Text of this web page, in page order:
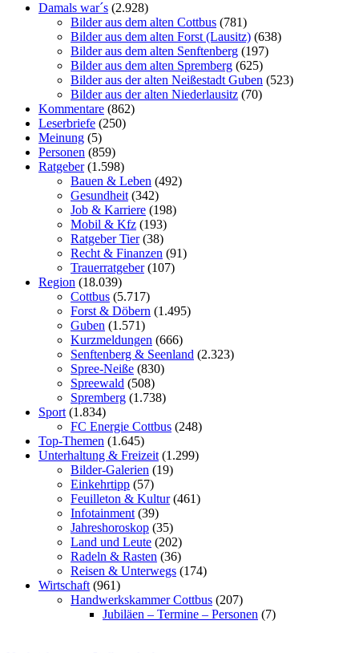
Damals war´s (2.928)
Bilder aus dem alten Cottbus (781)
Bilder aus dem alten Forst (Lausitz) (638)
Bilder aus dem alten Senftenberg (197)
Bilder aus dem alten Spremberg (625)
Bilder aus der alten Neißestadt Guben (523)
Bilder aus der alten Niederlausitz (70)
Kommentare (862)
Leserbriefe (250)
Meinung (5)
Personen (859)
Ratgeber(1.598)
Bauen & Leben (492)
Gesundheit(342)
Job & Karriere (198)
Mobil & Kfz (193)
Ratgeber Tier(38)
Recht & Finanzen (91)
Trauerratgeber(107)
Region (18.039)
Cottbus (5.717)
Forst & Döbern (1.495)
Guben (1.571)
Kurzmeldungen (666)
Senftenberg & Seenland (2.323)
Spree-Neiße (830)
Spreewald (508)
Spremberg (1.738)
Sport(1.834)
FC Energie Cottbus (248)
Top-Themen (1.645)
Unterhaltung & Freizeit(1.299)
Bilder-Galerien (19)
Einkehrtipp (57)
Feuilleton & Kultur(461)
Infotainment(39)
Jahreshoroskop (35)
Land und Leute (202)
Radeln & Rasten (36)
Reisen & Unterwegs (174)
Wirtschaft(961)
Handwerkskammer Cottbus (207)
Jubiläen – Termine – Personen (7)